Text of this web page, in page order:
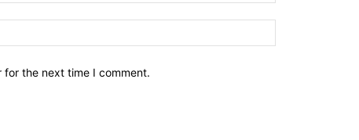
for the next time I comment.